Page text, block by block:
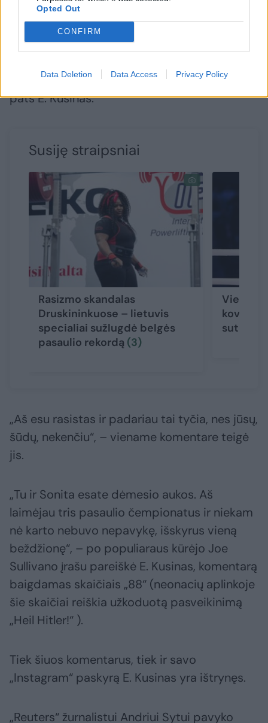
Opted Out
CONFIRM
Data Deletion Data Access Privacy Policy
Po kurio laiko šis įrašas paplito socialiniuose
nepavykusio rekordo. Visgi netrukus prabilo ir
pats E. Kusinas.
Susiję straipsniai
Rasizmo skandalas
Druskininkuose – lietuvis
specialiai sužlugdė belgės
pasaulio rekordą (3)
Vienam
sutartis
„Aš esu rasistas ir padariau tai tyčia, nes jūsų,
šūdų, nekenčiu“, – viename komentare teigė
jis.
„Tu ir Sonita esate dėmesio aukos. Aš
laimėjau tris pasaulio čempionatus ir niekam
nė karto nebuvo nepavykę, išskyrus vieną
beždžionę“, – po populiaraus kūrėjo Joe
Sullivano įrašu pareiškė E. Kusinas, komentarą
baigdamas skaičiais „88“ (neonacių aplinkoje
šie skaičiai reiškia užkoduotą pasveikinimą
„Heil Hitler!“ ).
Tiek šiuos komentarus, tiek ir savo
„Instagram“ paskyrą E. Kusinas yra ištrynęs.
„Reuters“ žurnalistui Andriui Sytui pavyko